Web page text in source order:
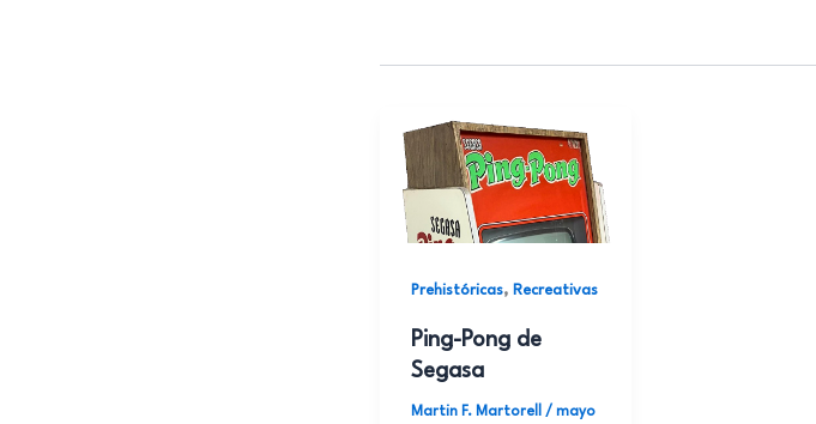
Prehistóricas, Recreativas
Ping-Pong de
Segasa
Martin F. Martorell / mayo